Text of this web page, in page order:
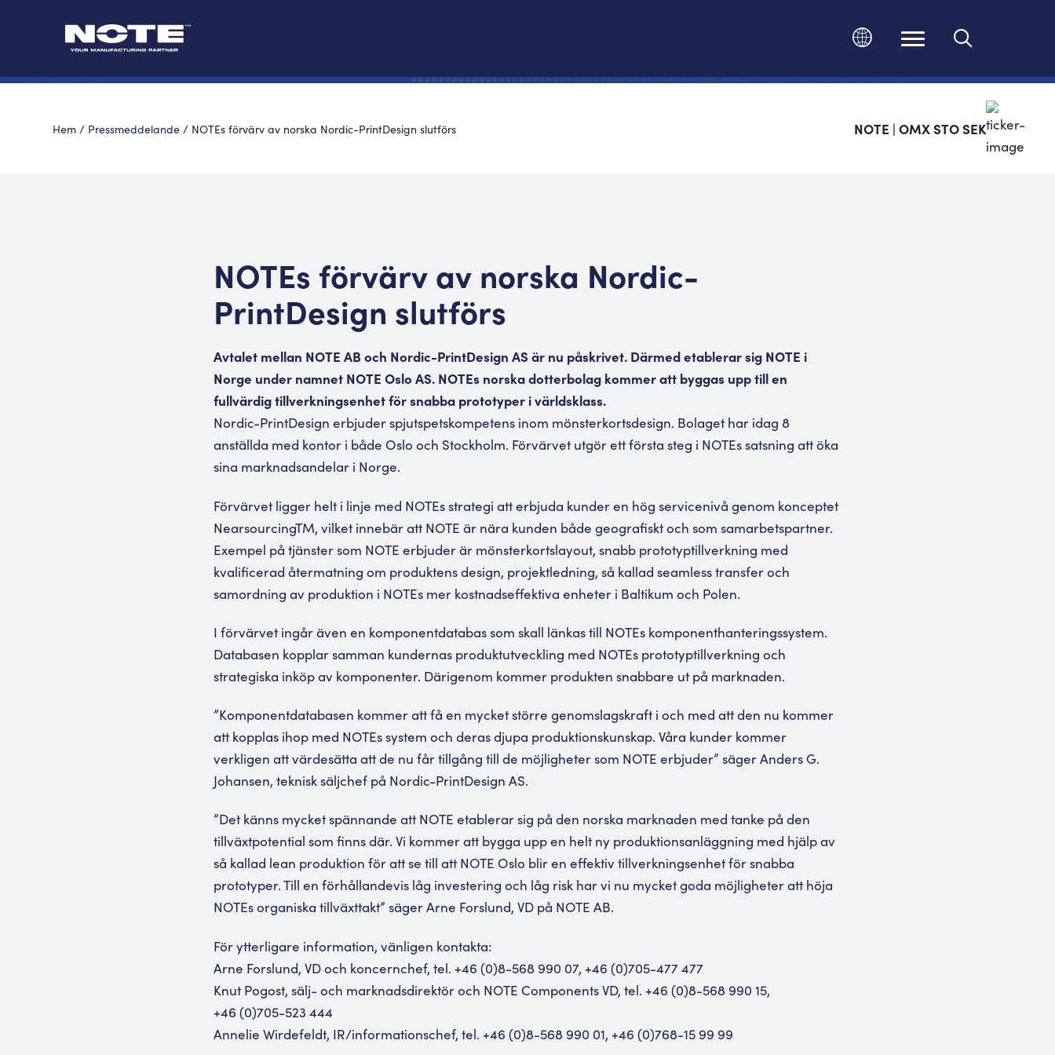
Ändra språk
Hem / Pressmeddelande / NOTEs förvärv av norska Nordic-PrintDesign slutförs NOTE | OMX STO SEK
NOTEs förvärv av norska Nordic-
PrintDesign slutförs
Avtalet mellan NOTE AB och Nordic-PrintDesign AS är nu påskrivet. Därmed etablerar sig NOTE i
Norge under namnet NOTE Oslo AS. NOTEs norska dotterbolag kommer att byggas upp till en
fullvärdig tillverkningsenhet för snabba prototyper i världsklass.
Nordic-PrintDesign erbjuder spjutspetskompetens inom mönsterkortsdesign. Bolaget har idag 8
anställda med kontor i både Oslo och Stockholm. Förvärvet utgör ett första steg i NOTEs satsning att öka
sina marknadsandelar i Norge.
Förvärvet ligger helt i linje med NOTEs strategi att erbjuda kunder en hög servicenivå genom konceptet
NearsourcingTM, vilket innebär att NOTE är nära kunden både geografiskt och som samarbetspartner.
Exempel på tjänster som NOTE erbjuder är mönsterkortslayout, snabb prototyptillverkning med
kvalificerad återmatning om produktens design, projektledning, så kallad seamless transfer och
samordning av produktion i NOTEs mer kostnadseffektiva enheter i Baltikum och Polen.
I förvärvet ingår även en komponentdatabas som skall länkas till NOTEs komponenthanteringssystem.
Databasen kopplar samman kundernas produktutveckling med NOTEs prototyptillverkning och
strategiska inköp av komponenter. Därigenom kommer produkten snabbare ut på marknaden.
”Komponentdatabasen kommer att få en mycket större genomslagskraft i och med att den nu kommer
att kopplas ihop med NOTEs system och deras djupa produktionskunskap. Våra kunder kommer
verkligen att värdesätta att de nu får tillgång till de möjligheter som NOTE erbjuder” säger Anders G.
Johansen, teknisk säljchef på Nordic-PrintDesign AS.
”Det känns mycket spännande att NOTE etablerar sig på den norska marknaden med tanke på den
tillväxtpotential som finns där. Vi kommer att bygga upp en helt ny produktionsanläggning med hjälp av
så kallad lean produktion för att se till att NOTE Oslo blir en effektiv tillverkningsenhet för snabba
prototyper. Till en förhållandevis låg investering och låg risk har vi nu mycket goda möjligheter att höja
NOTEs organiska tillväxttakt” säger Arne Forslund, VD på NOTE AB.
För ytterligare information, vänligen kontakta:
Arne Forslund, VD och koncernchef, tel. +46 (0)8-568 990 07, +46 (0)705-477 477
Knut Pogost, sälj- och marknadsdirektör och NOTE Components VD, tel. +46 (0)8-568 990 15,
+46 (0)705-523 444
Annelie Wirdefeldt, IR/informationschef, tel. +46 (0)8-568 990 01, +46 (0)768-15 99 99